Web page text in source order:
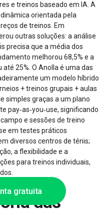
e treinos baseado em IA. A
orientada pela
de treinos. Em
outras soluções: a análise
precisa que a média dos
melhorou 68,5% e a
25%. O Anolla é uma das
um modelo híbrido
+ treinos grupais + aulas
simples graças a um plano
pay‑as‑you‑use, significando
e sessões de treino
em testes práticos
diversos centros de ténis;
a flexibilidade e a
para treinos individuais,
gratuita